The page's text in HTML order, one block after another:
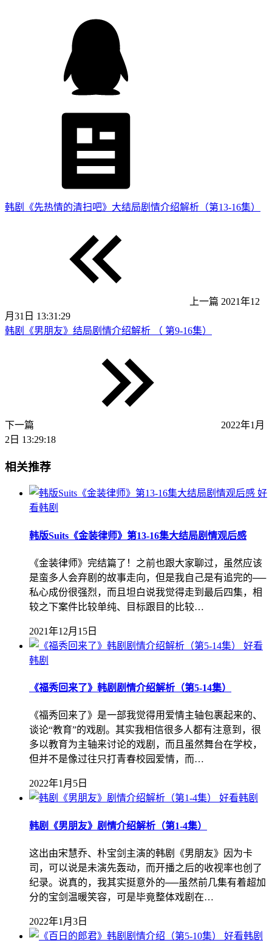
韩剧《先热情的清扫吧》大结局剧情介绍解析（第13-16集）
上一篇 2021年12
月31日 13:31:29
韩剧《男朋友》结局剧情介绍解析 （ 第9-16集）
下一篇
2022年1月
2日 13:29:18
相关推荐
好
看韩剧
韩版Suits《金装律师》第13-16集大结局剧情观后感
《金装律师》完结篇了！之前也跟大家聊过，虽然应该
是蛮多人会弃剧的故事走向，但是我自己是有追完的──
私心成份很强烈，而且坦白说我觉得走到最后四集，相
较之下案件比较单纯、目标跟目的比较…
2021年12月15日
好看
韩剧
《福秀回来了》韩剧剧情介绍解析（第5-14集）
《福秀回来了》是一部我觉得用爱情主轴包裹起来的、
谈论“教育”的戏剧。其实我相信很多人都有注意到，很
多以教育为主轴来讨论的戏剧，而且虽然舞台在学校，
但并不是像过往只打青春校园爱情，而…
2022年1月5日
好看韩剧
韩剧《男朋友》剧情介绍解析（第1-4集）
这出由宋慧乔、朴宝剑主演的韩剧《男朋友》因为卡
司，可以说是未演先轰动，而开播之后的收视率也创了
纪录。说真的，我其实挺意外的──虽然前几集有着超加
分的宝剑温暖笑容，可是毕竟整体戏剧在…
2022年1月3日
好看韩剧